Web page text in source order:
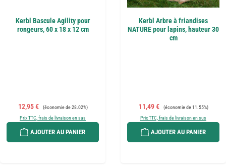
Kerbl Bascule Agility pour
rongeurs, 60 x 18 x 12 cm
Prix de vente :
12,95 € Prix régulier :
(économie de 28.02%)
Prix TTC, frais de livraison en sus
AJOUTER AU PANIER
Kerbl Arbre à friandises
NATURE pour lapins, hauteur 30
cm
Prix de vente :
11,49 € Prix régulier :
(économie de 11.55%)
Prix TTC, frais de livraison en sus
AJOUTER AU PANIER